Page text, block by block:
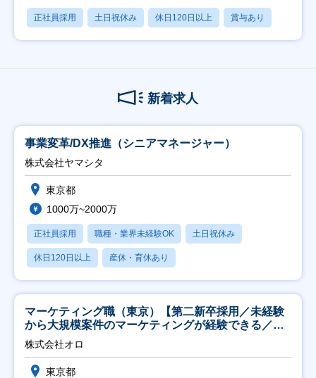
正社員採用 土日祝休み 休日120日以上 賞与あり
新着求人
事業変革/DX推進（シニアマネージャー）
株式会社ヤマシタ
東京都
1000万~2000万
正社員採用 職種・業界未経験OK 土日祝休み
休日120日以上 産休・育休あり
マーケティング職（東京）【第二新卒採用／未経験
から大規模案件のマーケティングが経験できる／研
修充実】
株式会社オロ
東京都